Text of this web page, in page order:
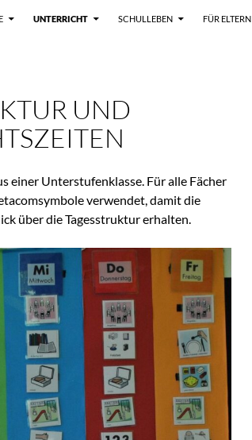
UNTERRICHT SCHULLEBEN FÜR ELTERN
UND
einer Unterstufenklasse. Für alle Fächer
verwendet, damit die
über die Tagesstruktur erhalten.